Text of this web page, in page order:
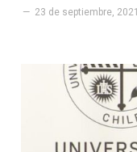
23 de septiembre, 2021